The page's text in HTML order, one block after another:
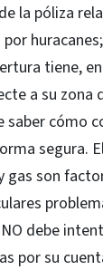
la póliza
tiene,
a su zona
saber cómo
segura.
gas son
debe
por su